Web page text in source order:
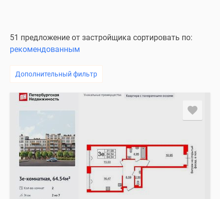
51 предложение от застройщика сортировать по:
рекомендованным
Дополнительный фильтр